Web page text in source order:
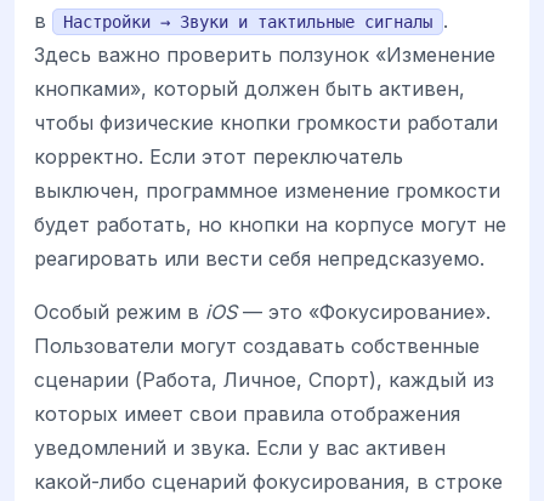
в
Настройки → Звуки и тактильные сигналы
.
Здесь важно проверить ползунок «Изменение
кнопками», который должен быть активен,
чтобы физические кнопки громкости работали
корректно. Если этот переключатель
выключен, программное изменение громкости
будет работать, но кнопки на корпусе могут не
реагировать или вести себя непредсказуемо.
Особый режим в iOS— это «Фокусирование».
Пользователи могут создавать собственные
сценарии (Работа, Личное, Спорт), каждый из
которых имеет свои правила отображения
уведомлений и звука. Если у вас активен
какой-либо сценарий фокусирования, в строке